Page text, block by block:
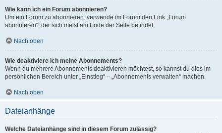
Wie kann ich ein Forum abonnieren?
Um ein Forum zu abonnieren, verwende im Forum den Link „Forum
abonnieren“, der sich meist am Ende der Seite befindet.
Nach oben
Wie deaktiviere ich meine Abonnements?
Wenn du mehrere Abonnements deaktivieren möchtest, so kannst du dies im
persönlichen Bereich unter „Einstieg“ – „Abonnements verwalten“ machen.
Nach oben
Dateianhänge
Welche Dateianhänge sind in diesem Forum zulässig?